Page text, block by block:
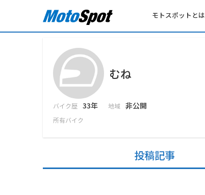
モトスポットとは
むね
バイク歴 33年 地域 非公開
所有バイク
投稿記事